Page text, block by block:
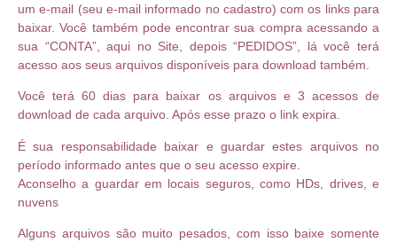
um e-mail (seu e-mail informado no cadastro) com os links para
baixar. Você também pode encontrar sua compra acessando a
sua “CONTA”, aqui no Site, depois “PEDIDOS”, lá você terá
acesso aos seus arquivos disponíveis para download também.
Você terá 60 dias para baixar os arquivos e 3 acessos de
download de cada arquivo. Após esse prazo o link expira.
É sua responsabilidade baixar e guardar estes arquivos no
período informado antes que o seu acesso expire.
Aconselho a guardar em locais seguros, como HDs, drives, e
nuvens
Alguns arquivos são muito pesados, com isso baixe somente